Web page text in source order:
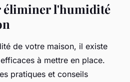
éliminer l'humidité
de votre maison, il existe
à mettre en place.
pratiques et conseils